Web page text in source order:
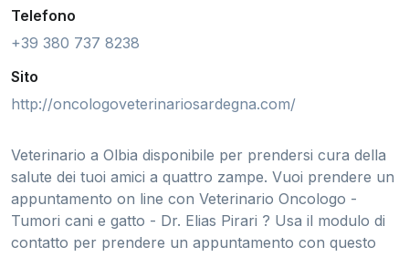
Telefono
+39 380 737 8238
Sito
http://oncologoveterinariosardegna.com/
Veterinario a Olbia disponibile per prendersi cura della
salute dei tuoi amici a quattro zampe. Vuoi prendere un
appuntamento on line con Veterinario Oncologo -
Tumori cani e gatto - Dr. Elias Pirari ? Usa il modulo di
contatto per prendere un appuntamento con questo